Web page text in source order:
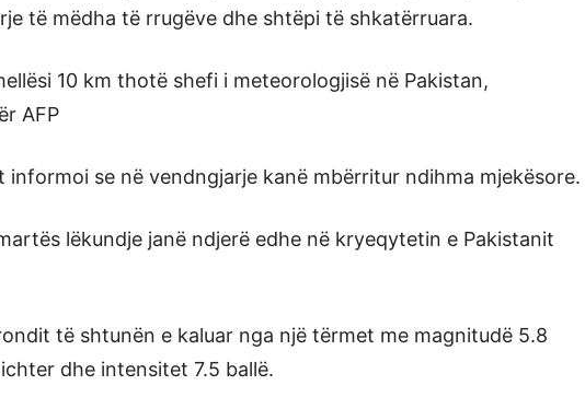
të mëdha të rrugëve dhe shtëpi të shkatërruara.
10 km thotë shefi i meteorologjisë në Pakistan,
AFP
informoi se në vendngjarje kanë mbërritur ndihma mjekësore.
lëkundje janë ndjerë edhe në kryeqytetin e Pakistanit
të shtunën e kaluar nga një tërmet me magnitudë 5.8
dhe intensitet 7.5 ballë.